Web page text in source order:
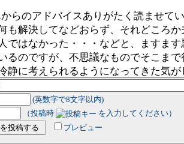
(英数字で8文字以内)
（投稿時
を入力してください）
プレビュー